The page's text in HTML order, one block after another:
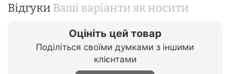
Відгуки Ваші варіанти як носити
Оцініть цей товар
Поділіться своїми думками з іншими
клієнтами